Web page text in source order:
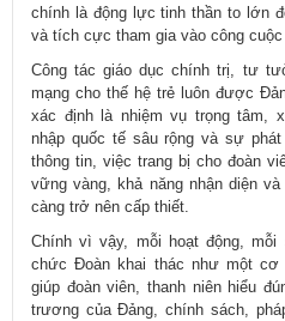
chính là động lực tinh thần to lớn
và tích cực tham gia vào công cuộc
Công tác giáo dục chính trị, tư
mạng cho thế hệ trẻ luôn được
xác định là nhiệm vụ trọng tâm,
nhập quốc tế sâu rộng và sự
thông tin, việc trang bị cho đoàn
vững vàng, khả năng nhận diện
càng trở nên cấp thiết.
Chính vì vậy, mỗi hoạt động,
chức Đoàn khai thác như một cơ
giúp đoàn viên, thanh niên hiểu
trương của Đảng, chính sách,